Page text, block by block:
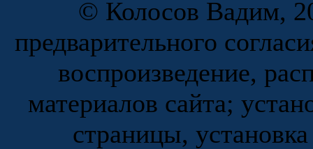
© Колосов Вадим,
предварительного
воспроизведение,
материалов сайта;
страницы,